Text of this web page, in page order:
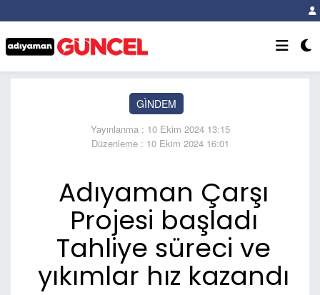
GÌNDEM
Yayınlanma : 10 Ekim 2024 13:15
Düzenleme : 10 Ekim 2024 16:01
Adıyaman Çarşı
Projesi başladı
Tahliye süreci ve
yıkımlar hız kazandı